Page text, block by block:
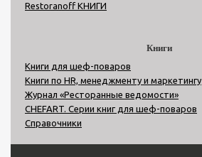
Restoranoff КНИГИ
Книги
Книги для шеф-поваров
Книги по HR, менеджменту и маркетингу
Журнал «Ресторанные ведомости»
CHEFART. Серии книг для шеф-поваров
Справочники